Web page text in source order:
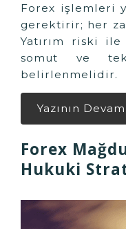
Forex işlemleri
gerektirir; her
Yatırım riski ile
somut ve
belirlenmelidir.
Yazının
Forex
Hukuki